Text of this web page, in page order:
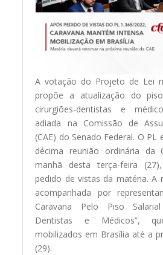
A votação do Projeto de Lei
propõe a atualização do
cirurgiões-dentistas e
adiada na Comissão de
(CAE) do Senado Federal. O PL
décima reunião ordinária da
manhã desta terça-feira
pedido de vistas da matéria. A
acompanhada por
Caravana Pelo Piso
Dentistas e Médicos”,
mobilizados em Brasília até a
(29).